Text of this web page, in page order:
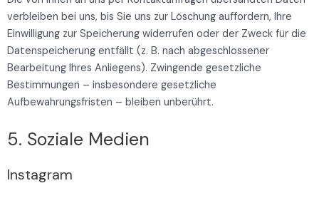
verbleiben bei uns, bis Sie uns zur Löschung auffordern, Ihre
Einwilligung zur Speicherung widerrufen oder der Zweck für die
Datenspeicherung entfällt (z. B. nach abgeschlossener
Bearbeitung Ihres Anliegens). Zwingende gesetzliche
Bestimmungen – insbesondere gesetzliche
Aufbewahrungsfristen – bleiben unberührt.
5. Soziale Medien
Instagram